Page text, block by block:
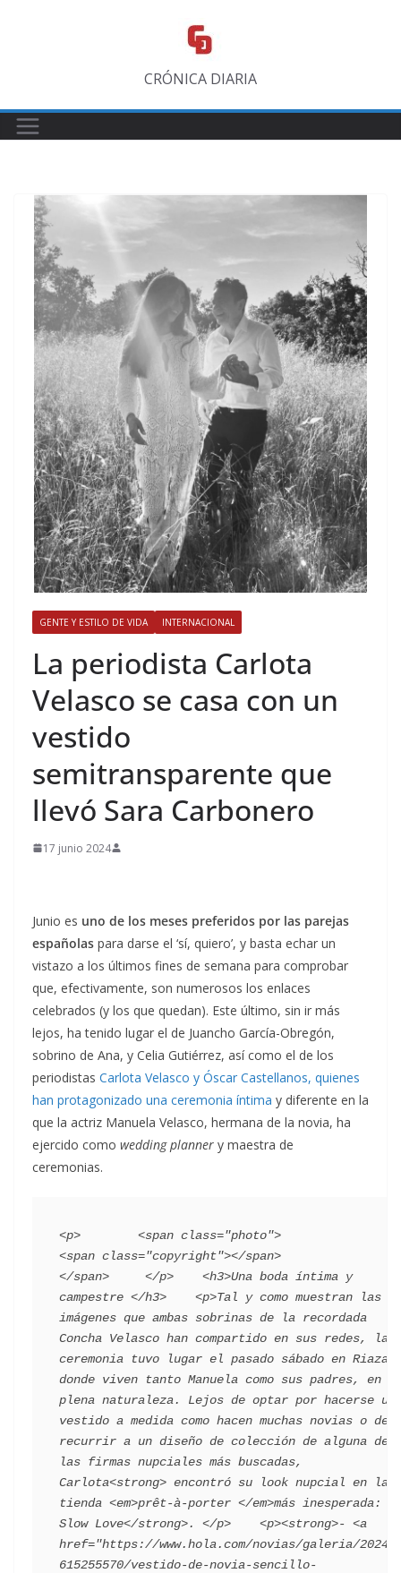
CRÓNICA DIARIA
GENTE Y ESTILO DE VIDA INTERNACIONAL
​La periodista Carlota
Velasco se casa con un
vestido
semitransparente que
llevó Sara Carbonero
17 junio 2024
Junio es uno de los meses preferidos por las parejas
españolas para darse el ‘sí, quiero’, y basta echar un
vistazo a los últimos fines de semana para comprobar
que, efectivamente, son numerosos los enlaces
celebrados (y los que quedan). Este último, sin ir más
lejos, ha tenido lugar el de Juancho García-Obregón,
sobrino de Ana, y Celia Gutiérrez, así como el de los
periodistas Carlota Velasco y Óscar Castellanos, quienes
han protagonizado una ceremonia íntima y diferente en la
que la actriz Manuela Velasco, hermana de la novia, ha
ejercido como wedding planner y maestra de
ceremonias.
<p>        <span class="photo">
<span class="copyright"></span>
</span>     </p>    <h3>Una boda íntima y
campestre </h3>    <p>Tal y como muestran las
imágenes que ambas sobrinas de la recordada
Concha Velasco han compartido en sus redes, la
ceremonia tuvo lugar el pasado sábado en Riaza,
donde viven tanto Manuela como sus padres, en
plena naturaleza. Lejos de optar por hacerse un
vestido a medida como hacen muchas novias o de
recurrir a un diseño de colección de alguna de
las firmas nupciales más buscadas,
Carlota<strong> encontró su look nupcial en la
tienda <em>prêt-à-porter </em>más inesperada:
Slow Love</strong>. </p>    <p><strong>- <a
href="https://www.hola.com/novias/galeria/20240
615255570/vestido-de-novia-sencillo-